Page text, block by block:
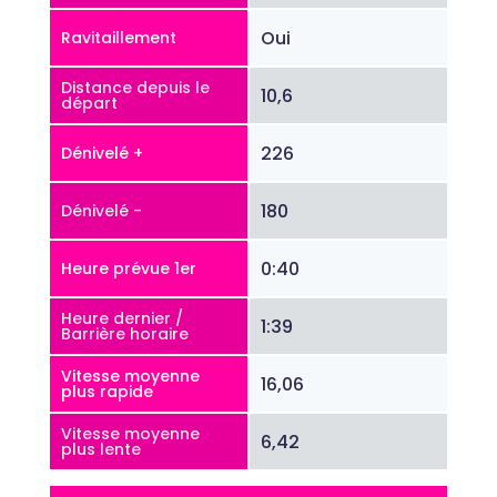
Ravitaillement Oui
Distance depuis le
départ 10,6
Dénivelé + 226
Dénivelé - 180
Heure prévue 1er 0:40
Heure dernier /
Barrière horaire 1:39
Vitesse moyenne
plus rapide 16,06
Vitesse moyenne
plus lente 6,42